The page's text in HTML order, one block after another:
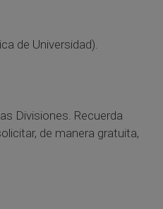
de Universidad).
Divisiones. Recuerda
de manera gratuita,